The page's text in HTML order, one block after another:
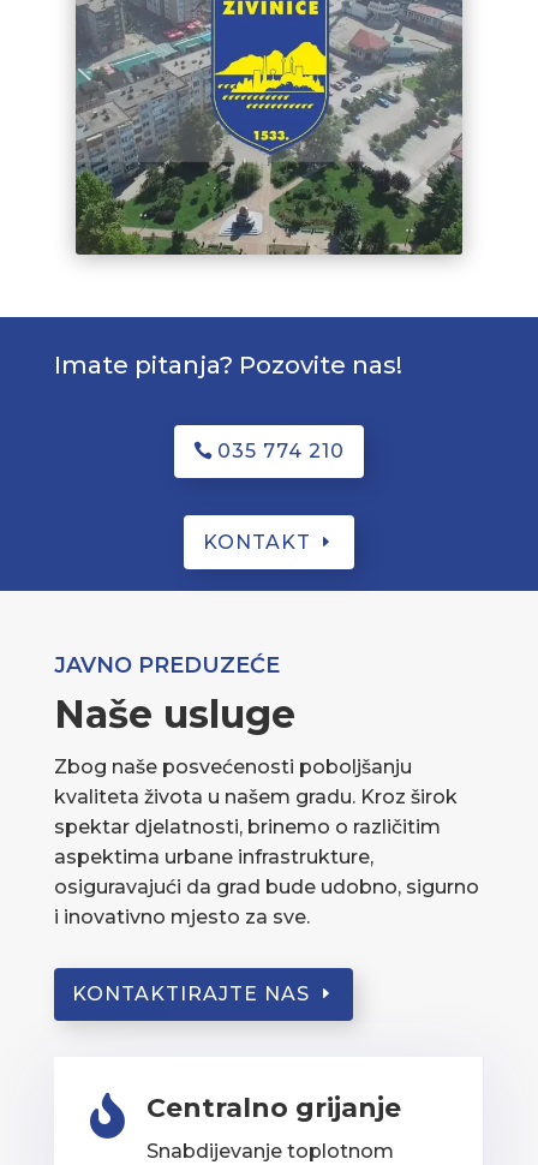
Imate pitanja? Pozovite nas!
035 774 210
KONTAKT
JAVNO PREDUZEĆE
Naše usluge
Zbog naše posvećenosti poboljšanju
kvaliteta života u našem gradu. Kroz širok
spektar djelatnosti, brinemo o različitim
aspektima urbane infrastrukture,
osiguravajući da grad bude udobno, sigurno
i inovativno mjesto za sve.
KONTAKTIRAJTE NAS
 Centralno grijanje
Snabdijevanje toplotnom